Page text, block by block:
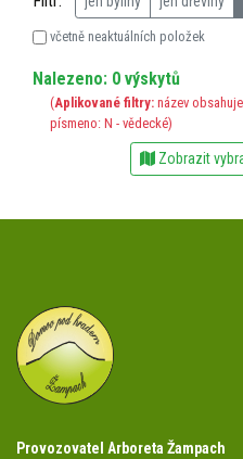
včetně neaktuálních položek
Nalezeno: 0 výskytů
(Aplikované filtry: název
písmeno: N - vědecké)
Zobrazit
Provozovatel Arboreta Žampach